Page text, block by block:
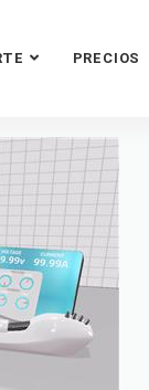
PRECIOS